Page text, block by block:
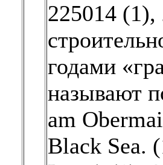
225014 (1),
годами
называют
am
Black Sea.